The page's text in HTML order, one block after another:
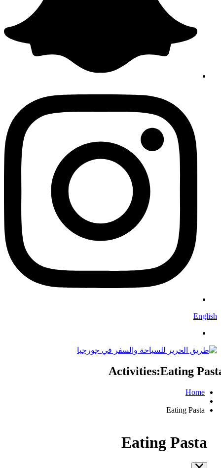
English
Activities:Eating
Home
Eating Pasta
Eating Pasta